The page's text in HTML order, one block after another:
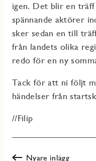
igen. Det blir en
spännande aktörer
sker sedan en till
från landets olika
redo för en ny
Tack för att ni följt
händelser från
//Filip
Nyare inlägg